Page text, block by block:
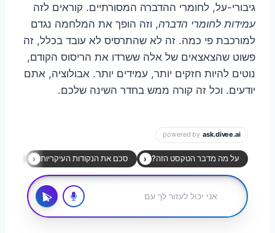
גיבורי-על, לחומרי ההדברה המסורתיים. קוראים לזה
עמידות לחומרי הדברה, וזה הופך את המלחמה נגדם
למורכבת פי כמה. זה לא שהתרסיס לא עובד בכלל, זה
פשוט שהצאצאים של אלה ששרדו את הריסוס הקודם,
נוטים להיות חזקים יותר, עמידים יותר. אבולוציה, אתם
יודעים. וכל זה קורה ממש בחדר השינה שלכם.